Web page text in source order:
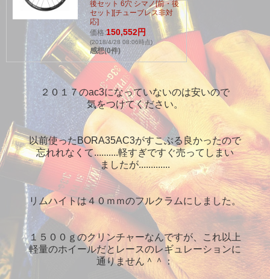
後セット 6穴 シマノ[前・後
セット][チューブレス非対
応]
価格:150,552円
(2018/4/28 08:06時点)
感想(0件)
２０１７のac3になっていないのは安いので
気をつけてください。
以前使ったBORA35AC3がすこぶる良かったので
忘れれなくて..........軽すぎですぐ売ってしまい
ましたが.............
リムハイトは４０ｍｍのフルクラムにしました。
１５００ｇのクリンチャーなんですが、これ以上
軽量のホイールだとレースのレギュレーションに
通りません＾＾：